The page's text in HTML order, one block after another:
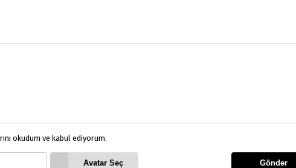
okudum ve kabul ediyorum.
Avatar Seç Gönder